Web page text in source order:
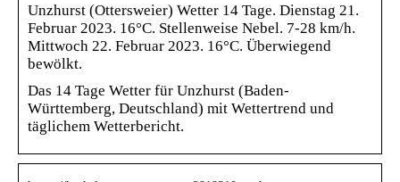
Unzhurst (Ottersweier) Wetter 14 Tage. Dienstag 21.
Februar 2023. 16°C. Stellenweise Nebel. 7-28 km/h.
Mittwoch 22. Februar 2023. 16°C. Überwiegend
bewölkt.
Das 14 Tage Wetter für Unzhurst (Baden-
Württemberg, Deutschland) mit Wettertrend und
täglichem Wetterbericht.